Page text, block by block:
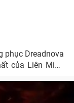
phục Dreadnova
của Liên Minh